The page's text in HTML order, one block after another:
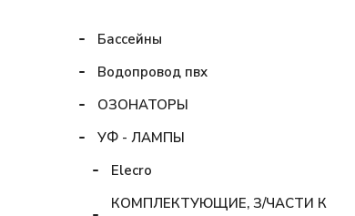
Бассейны
Водопровод пвх
ОЗОНАТОРЫ
УФ - ЛАМПЫ
Elecro
КОМПЛЕКТУЮЩИЕ, З/ЧАСТИ К